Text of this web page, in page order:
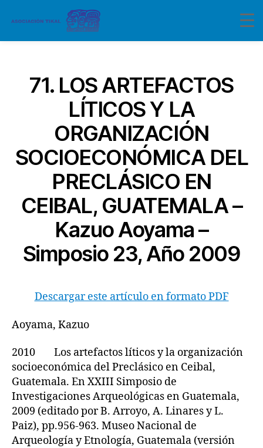
71. LOS ARTEFACTOS
LÍTICOS Y LA
ORGANIZACIÓN
SOCIOECONÓMICA DEL
PRECLÁSICO EN
CEIBAL, GUATEMALA –
Kazuo Aoyama –
Simposio 23, Año 2009
Descargar este artículo en formato PDF
Aoyama, Kazuo
2010 Los artefactos líticos y la organización
socioeconómica del Preclásico en Ceibal,
Guatemala. En XXIII Simposio de
Investigaciones Arqueológicas en Guatemala,
2009 (editado por B. Arroyo, A. Linares y L.
Paiz), pp.956-963. Museo Nacional de
Arqueología y Etnología, Guatemala (versión